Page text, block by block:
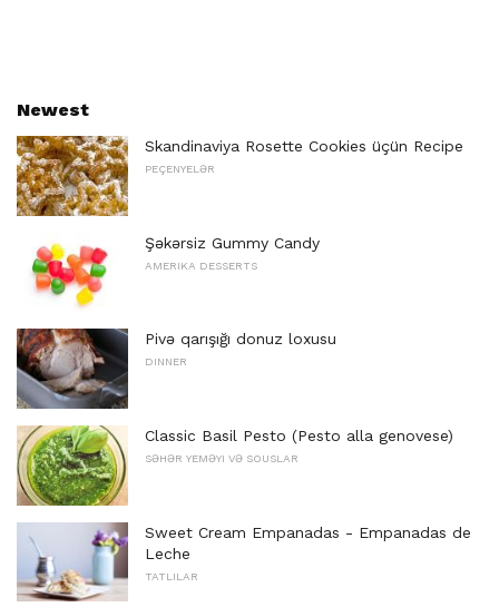
Newest
Skandinaviya Rosette Cookies üçün Recipe
PEÇENYELƏR
Şəkərsiz Gummy Candy
AMERIKA DESSERTS
Pivə qarışığı donuz loxusu
DINNER
Classic Basil Pesto (Pesto alla genovese)
SƏHƏR YEMƏYI VƏ SOUSLAR
Sweet Cream Empanadas - Empanadas de
Leche
TATLILAR